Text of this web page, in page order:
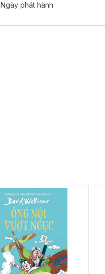
Ngày phát hành